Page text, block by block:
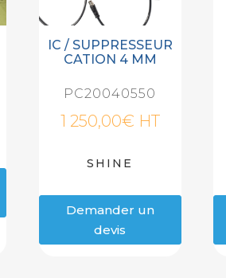
IC / SUPPRESSEUR
CATION 4 MM
PC20040550
1 250,00€ HT
SHINE
Demander un
devis